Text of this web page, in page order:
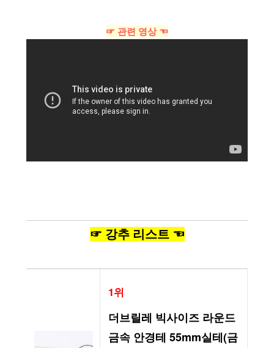
☞ 관련 영상 ☜
☞ 강추 리스트 ☜
1위
더브릴레 빅사이즈 라운드
금속 안경테 55mm실테(금